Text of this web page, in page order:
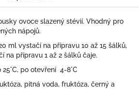
ovoce slazený stévií. Vhodný pro
nápojů.
ml vystačí na přípravu 10 až 15 šálků,
na přípravu 1 až 2 šálků čaje.
po otevření 4-8°C
pitná voda, fruktóza, černý a